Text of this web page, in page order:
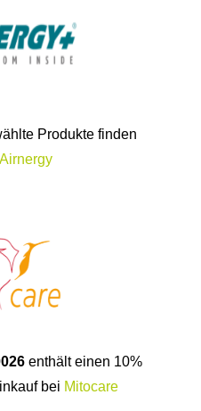
Produkte finden
Airnergy
enthält einen 10%
bei Mitocare